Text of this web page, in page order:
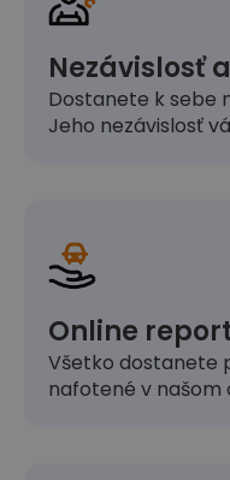
Nezávislosť
Dostanete k sebe
Jeho nezávislosť
Online report
Všetko dostanete
nafotené v našom